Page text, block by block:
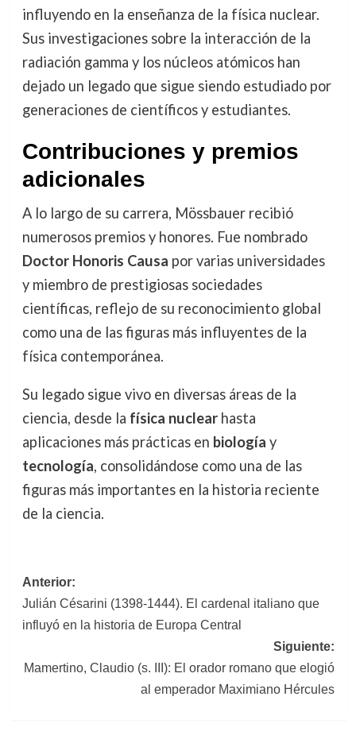
influyendo en la enseñanza de la física nuclear.
Sus investigaciones sobre la interacción de la
radiación gamma y los núcleos atómicos han
dejado un legado que sigue siendo estudiado por
generaciones de científicos y estudiantes.
Contribuciones y premios
adicionales
A lo largo de su carrera, Mössbauer recibió
numerosos premios y honores. Fue nombrado
Doctor Honoris Causa por varias universidades
y miembro de prestigiosas sociedades
científicas, reflejo de su reconocimiento global
como una de las figuras más influyentes de la
física contemporánea.
Su legado sigue vivo en diversas áreas de la
ciencia, desde la física nuclearhasta
aplicaciones más prácticas en biología y
tecnología, consolidándose como una de las
figuras más importantes en la historia reciente
de la ciencia.
Navegación
de
entradas
Anterior:
Julián Césarini (1398-1444). El cardenal italiano que
influyó en la historia de Europa Central
Siguiente:
Mamertino, Claudio (s. III): El orador romano que elogió
al emperador Maximiano Hércules